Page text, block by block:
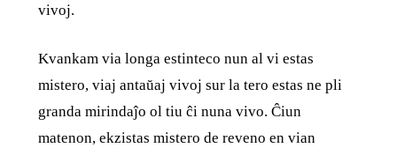
vivoj.
Kvankam via longa estinteco nun al vi estas
mistero, viaj antaŭaj vivoj sur la tero estas ne pli
granda mirindaĵo ol tiu ĉi nuna vivo. Ĉiun
matenon, ekzistas mistero de reveno en vian